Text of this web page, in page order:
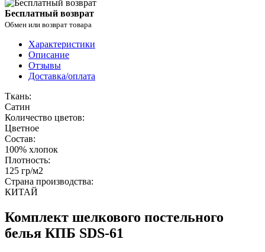
Бесплатный возврат
Обмен или возврат товара
Характеристики
Описание
Отзывы
Доставка/оплата
Ткань:
Сатин
Количество цветов:
Цветное
Состав:
100% хлопок
Плотность:
125 гр/м2
Страна производства:
КИТАЙ
Комплект шелкового постельного
белья КПБ SDS-61